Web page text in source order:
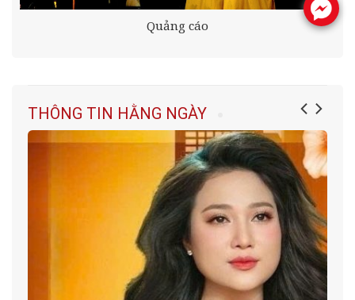
Quảng cáo
THÔNG TIN HẰNG NGÀY
.